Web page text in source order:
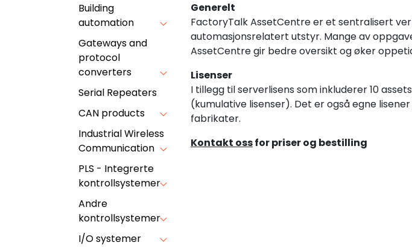
Building
automation
Gateways and
protocol
converters
Serial Repeaters
CAN products
Industrial Wireless
Communication
PLS - Integrerte
kontrollsystemer
Andre
kontrollsystemer
I/O systemer
Generelt
FactoryTalk AssetCentre er et sentralisert
automasjonsrelatert utstyr. Mange av
AssetCentre gir bedre oversikt og øker
Lisenser
I tillegg til serverlisens som inkluderer 10
(kumulative lisenser). Det er også egne
fabrikater.
Kontakt ossfor priser og bestilling